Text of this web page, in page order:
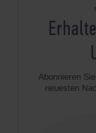
Abonnieren
neuesten